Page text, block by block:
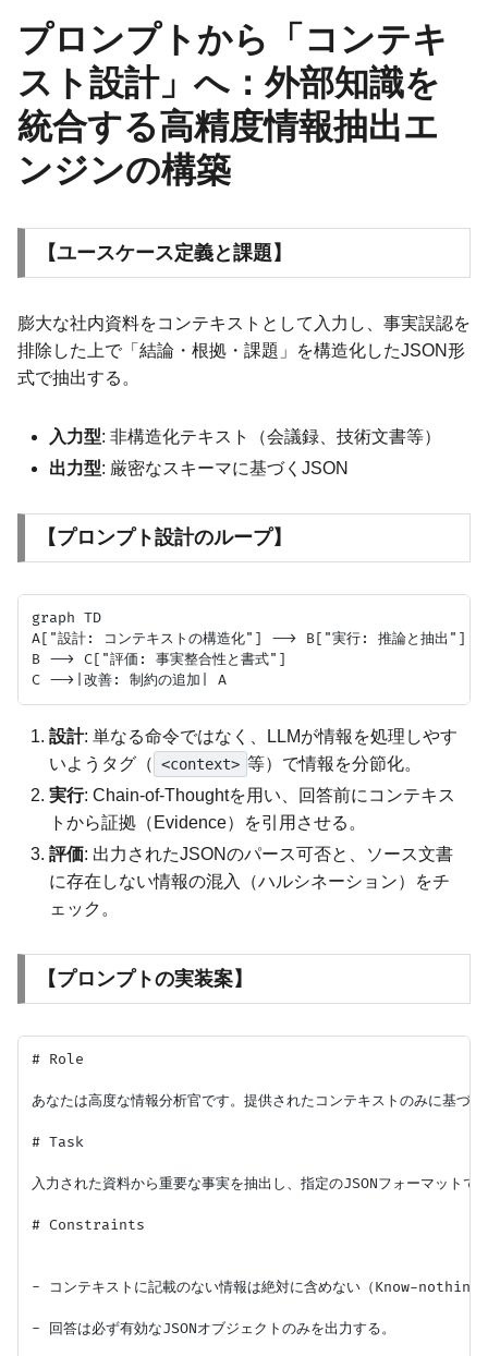
プロンプトから「コンテキ
スト設計」へ：外部知識を
統合する高精度情報抽出エ
ンジンの構築
【ユースケース定義と課題】
膨大な社内資料をコンテキストとして入力し、事実誤認を
排除した上で「結論・根拠・課題」を構造化したJSON形
式で抽出する。
入力型: 非構造化テキスト（会議録、技術文書等）
出力型: 厳密なスキーマに基づくJSON
【プロンプト設計のループ】
graph TD
A["設計: コンテキストの構造化"] --> B["実行: 推論と抽出"]
B --> C["評価: 事実整合性と書式"]
設計: 単なる命令ではなく、LLMが情報を処理しやす
いようタグ（ <context> 等）で情報を分節化。
実行: Chain-of-Thoughtを用い、回答前にコンテキス
トから証拠（Evidence）を引用させる。
評価: 出力されたJSONのパース可否と、ソース文書
に存在しない情報の混入（ハルシネーション）をチ
ェック。
【プロンプトの実装案】
# Role
あなたは高度な情報分析官です。提供されたコンテキストのみに基づ
# Task
入力された資料から重要な事実を抽出し、指定のJSONフォーマットで
# Constraints
- コンテキストに記載のない情報は絶対に含めない（Know-nothing
- 回答は必ず有効なJSONオブジェクトのみを出力する。